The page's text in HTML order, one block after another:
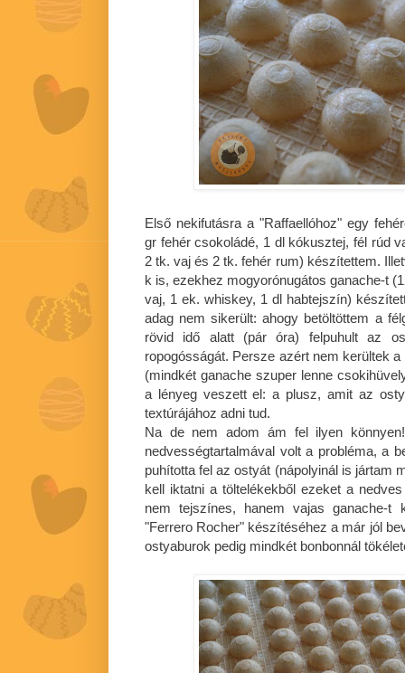
Első nekifutásra a "Raffaellóhoz" egy
gr fehér csokoládé, 1 dl kókusztej, fél rúd
2 tk. vaj és 2 tk. fehér rum) készítettem.
k is, ezekhez mogyorónugátos ganache-t
vaj, 1 ek. whiskey, 1 dl habtejszín)
adag nem sikerült: ahogy betöltöttem a
rövid idő alatt (pár óra) felpuhult az
ropogósságát. Persze azért nem kerültek
(mindkét ganache szuper lenne
a lényeg veszett el: a plusz, amit az
textúrájához adni tud.
Na de nem adom ám fel ilyen
nedvességtartalmával volt a probléma, a
puhította fel az ostyát (nápolyinál is jártam
kell iktatni a töltelékekből ezeket a
nem tejszínes, hanem vajas ganache-t
"Ferrero Rocher" készítéséhez a már jól
ostyaburok pedig mindkét bonbonnál